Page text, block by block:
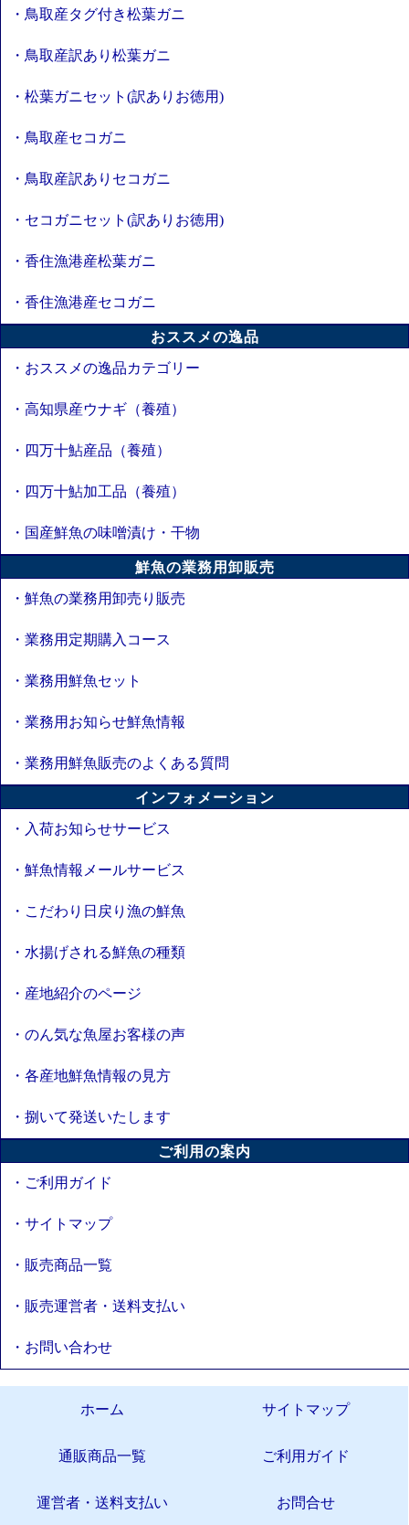
・鳥取産タグ付き松葉ガニ
・鳥取産訳あり松葉ガニ
・松葉ガニセット(訳ありお徳用)
・鳥取産セコガニ
・鳥取産訳ありセコガニ
・セコガニセット(訳ありお徳用)
・香住漁港産松葉ガニ
・香住漁港産セコガニ
おススメの逸品
・おススメの逸品カテゴリー
・高知県産ウナギ（養殖）
・四万十鮎産品（養殖）
・四万十鮎加工品（養殖）
・国産鮮魚の味噌漬け・干物
鮮魚の業務用卸販売
・鮮魚の業務用卸売り販売
・業務用定期購入コース
・業務用鮮魚セット
・業務用お知らせ鮮魚情報
・業務用鮮魚販売のよくある質問
インフォメーション
・入荷お知らせサービス
・鮮魚情報メールサービス
・こだわり日戻り漁の鮮魚
・水揚げされる鮮魚の種類
・産地紹介のページ
・のん気な魚屋お客様の声
・各産地鮮魚情報の見方
・捌いて発送いたします
ご利用の案内
・ご利用ガイド
・サイトマップ
・販売商品一覧
・販売運営者・送料支払い
・お問い合わせ
ホーム サイトマップ
通販商品一覧 ご利用ガイド
運営者・送料支払い お問合せ